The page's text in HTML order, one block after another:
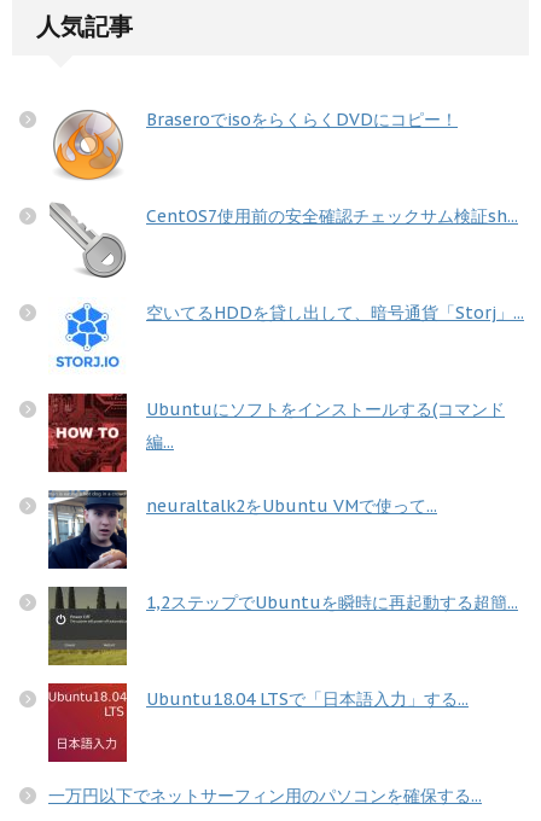
人気記事
BraseroでisoをらくらくDVDにコピー！
CentOS7使用前の安全確認チェックサム検証sh...
空いてるHDDを貸し出して、暗号通貨「Storj」...
Ubuntuにソフトをインストールする(コマンド
編...
neuraltalk2をUbuntu VMで使って...
1,2ステップでUbuntuを瞬時に再起動する超簡...
Ubuntu18.04 LTSで「日本語入力」する...
一万円以下でネットサーフィン用のパソコンを確保する...